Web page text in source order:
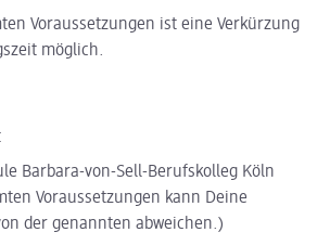
Voraussetzungen ist eine Verkürzung
möglich.
Barbara-von-Sell-Berufskolleg Köln
Voraussetzungen kann Deine
der genannten abweichen.)